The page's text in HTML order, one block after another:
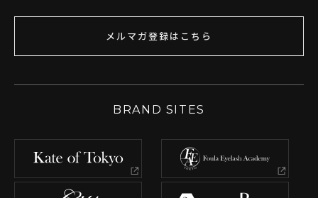
メルマガ登録はこちら
BRAND SITES